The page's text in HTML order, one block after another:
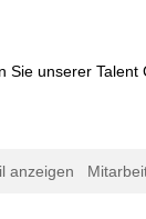
Sie unserer Talent
anzeigen